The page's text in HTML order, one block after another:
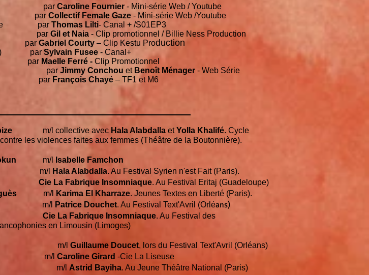
par Caroline Fournier - Mini-série Web / Youtube
par Collectif Female Gaze - Mini-série Web /Youtube
par Thomas Lilti- Canal + /S01EP3
par Gil et Naia - Clip promotionnel / Billie Ness Production
Gabriel Courty – Clip Kestu Production
par Sylvain Fusee - Canal+
Maelle Ferré - Clip Promotionnel
par Jimmy Conchou et Benoît Ménager - Web Série
par François Chayé – TF1 et M6
m/l collective avec Hala Alabdalla etYolla Khalifé. Cycle
(Théâtre de la Boutonnière).
m/l Isabelle Famchon
m/l Hala Alabdalla. Au Festival Syrien n'est Fait (Paris).
Cie La Fabrique Insomniaque. Au Festival Eritaj (Guadeloupe)
m/l Karima El Kharraze. Jeunes Textes en Liberté (Paris).
m/l Patrice Douchet. Au Festival Text'Avril (Orléans)
Cie La Fabrique Insomniaque. Au Festival des
(Limoges)
l Guillaume Doucet, lors du Festival Text'Avril (Orléans)
l Caroline Girard -Cie La Liseuse
m/l Astrid Bayiha. Au Jeune Théâtre National (Paris)